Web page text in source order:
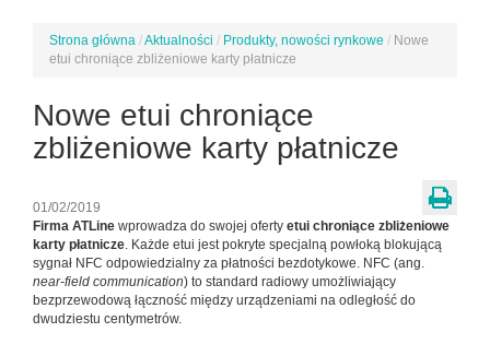
Jesteś
tutaj
Strona główna /Aktualności / Produkty, nowości rynkowe / Nowe
etui chroniące zbliżeniowe karty płatnicze
Nowe etui chroniące
zbliżeniowe karty płatnicze
01/02/2019
Firma ATLine wprowadza do swojej oferty etui chroniące zbliżeniowe
karty płatnicze. Każde etui jest pokryte specjalną powłoką blokującą
sygnał NFC odpowiedzialny za płatności bezdotykowe. NFC (ang.
near-field communication) to standard radiowy umożliwiający
bezprzewodową łączność między urządzeniami na odległość do
dwudziestu centymetrów.